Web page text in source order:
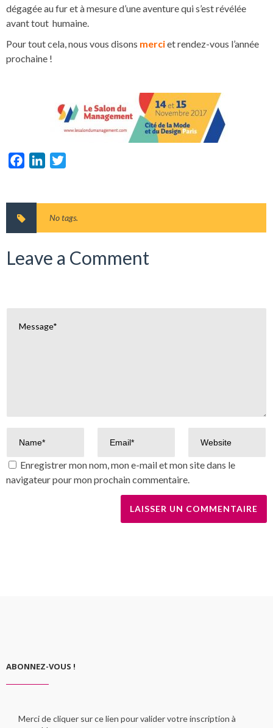
dégagée au fur et à mesure d’une aventure qui s’est révélée
avant tout humaine.
Pour tout cela, nous vous disons merciet rendez-vous l’année
prochaine !
FacebookLinkedIn
No tags.
Leave a Comment
Enregistrer mon nom, mon e-mail et mon site dans le
navigateur pour mon prochain commentaire.
ABONNEZ-VOUS !
Merci de cliquer sur ce lien pour valider votre inscription à